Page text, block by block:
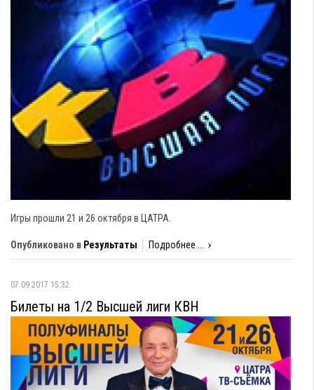
Игры прошли 21 и 26 октября в ЦАТРА.
Опубликовано в Результаты Подробнее ...
07.09.2017 15:32
Билеты на 1/2 Высшей лиги КВН